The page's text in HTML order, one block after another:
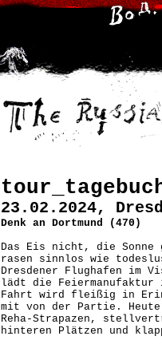
23.02.2024,
Denk an Dortmund (470)
Das Eis nicht, die Sonne
rasen sinnlos wie
Dresdener Flughafen im
lädt die Feiermanufaktur
Fahrt wird fleißig in
mit von der Partie.
Reha-Strapazen,
hinteren Plätzen und